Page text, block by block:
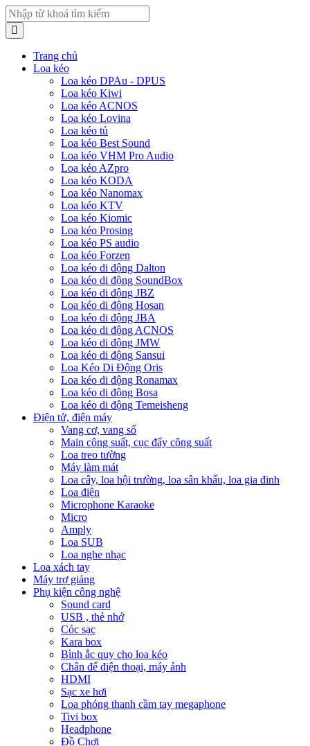
Trang chủ
Loa kéo
Loa kéo DPAu - DPUS
Loa kéo Kiwi
Loa kéo ACNOS
Loa kéo Lovina
Loa kéo tủ
Loa kéo Best Sound
Loa kéo VHM Pro Audio
Loa kéo AZpro
Loa kéo KODA
Loa kéo Nanomax
Loa kéo KTV
Loa kéo Kiomic
Loa kéo Prosing
Loa kéo PS audio
Loa kéo Forzen
Loa kéo di động Dalton
Loa kéo di động SoundBox
Loa kéo di động JBZ
Loa kéo di động Hosan
Loa kéo di động JBA
Loa kéo di động ACNOS
Loa kéo di động JMW
Loa kéo di động Sansui
Loa Kéo Di Động Oris
Loa kéo di động Ronamax
Loa kéo di động Bosa
Loa kéo di động Temeisheng
Điện tử, điện máy
Vang cơ, vang số
Main công suất, cục đẩy công suất
Loa treo tường
Máy làm mát
Loa cây, loa hội trường, loa sân khấu, loa gia đinh
Loa điện
Microphone Karaoke
Micro
Amply
Loa SUB
Loa nghe nhạc
Loa xách tay
Máy trợ giảng
Phụ kiện công nghệ
Sound card
USB , thẻ nhớ
Cóc sạc
Kara box
Bình ắc quy cho loa kéo
Chân để điện thoại, máy ảnh
HDMI
Sạc xe hơi
Loa phóng thanh cầm tay megaphone
Tivi box
Headphone
Đồ Chơi